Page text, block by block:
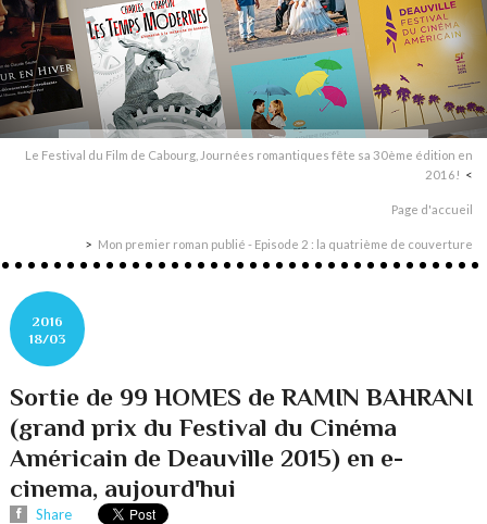
Le Festival du Film de Cabourg, Journées romantiques fête sa 30ème édition en
2016!
Page d'accueil
Mon premier roman publié - Episode 2 : la quatrième de couverture
2016
18/03
Sortie de 99 HOMES de RAMIN BAHRANI
(grand prix du Festival du Cinéma
Américain de Deauville 2015) en e-
cinema, aujourd'hui
Share